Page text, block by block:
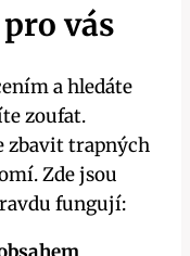
vás
a hledáte
zoufat.
zbavit trapných
Zde jsou
fungují: